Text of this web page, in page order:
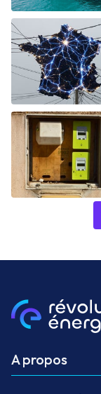
A propos